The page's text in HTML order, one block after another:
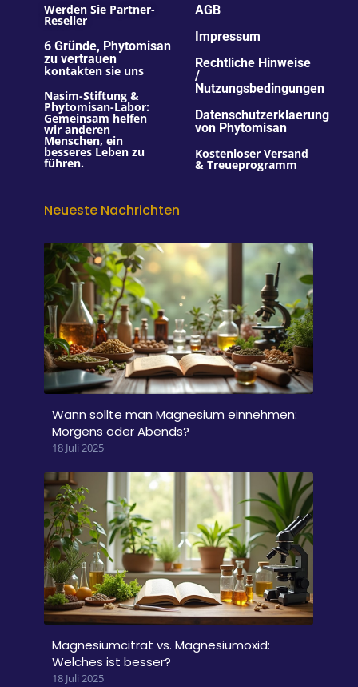
Werden Sie Partner-
Reseller
6 Gründe, Phytomisan
zu vertrauen
kontakten sie uns
Nasim-Stiftung &
Phytomisan-Labor:
Gemeinsam helfen
wir anderen
Menschen, ein
besseres Leben zu
führen.
AGB
Impressum
Rechtliche Hinweise
/
Nutzungsbedingungen
Datenschutzerklaerung
von Phytomisan
Kostenloser Versand
& Treueprogramm
Neueste Nachrichten
Wann sollte man Magnesium einnehmen:
Morgens oder Abends?
18 Juli 2025
Magnesiumcitrat vs. Magnesiumoxid:
Welches ist besser?
18 Juli 2025